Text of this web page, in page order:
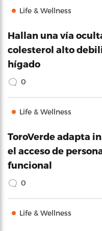
Life & Wellness
Hallan una vía
colesterol alto
hígado
0
Life & Wellness
ToroVerde adapta
el acceso de
funcional
0
Life & Wellness